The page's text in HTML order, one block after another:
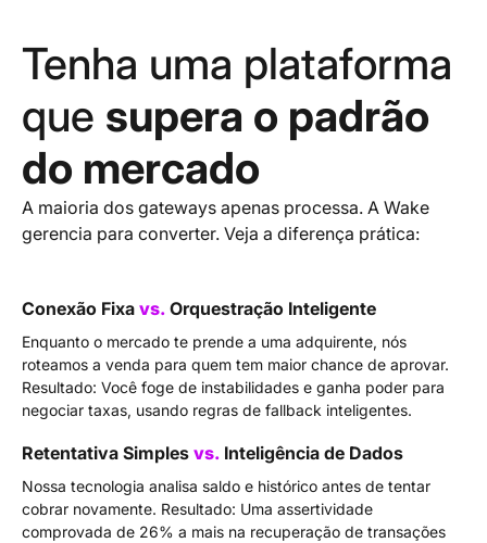
Tenha uma plataforma
que supera o padrão
do mercado
A maioria dos gateways apenas processa. A Wake
gerencia para converter. Veja a diferença prática:
Conexão Fixa vs. Orquestração Inteligente
Enquanto o mercado te prende a uma adquirente, nós
roteamos a venda para quem tem maior chance de aprovar.
Resultado: Você foge de instabilidades e ganha poder para
negociar taxas, usando regras de fallback inteligentes.
Retentativa Simples vs. Inteligência de Dados
Nossa tecnologia analisa saldo e histórico antes de tentar
cobrar novamente. Resultado: Uma assertividade
comprovada de 26% a mais na recuperação de transações